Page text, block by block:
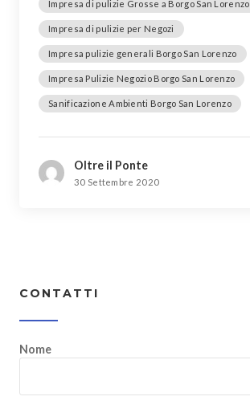
Impresa di pulizie Grosse a Borgo San Lorenzo
Impresa di pulizie per Negozi
Impresa pulizie generali Borgo San Lorenzo
Impresa Pulizie Negozio Borgo San Lorenzo
Sanificazione Ambienti Borgo San Lorenzo
Oltre il Ponte
30 Settembre 2020
CONTATTI
Nome